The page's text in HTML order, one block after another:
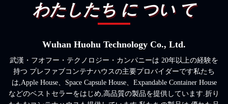
わたしたち に つい て
Wuhan Huohu Technology Co., Ltd.
武漢・フオフー・テクノロジー・カンパニーは 20年以上の経験を
持つ プレファブコンテナハウスの主要プロバイダーです私たち
は,Apple House、Space Capsule House、Expandable Container House
などのベストセラーをはじめ,高品質の製品を提供しています.折り